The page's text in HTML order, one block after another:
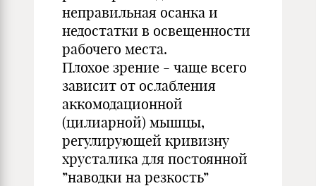
неправильная осанка и
недостатки в освещенности
рабочего места.
Плохое зрение - чаще всего
зависит от ослабления
аккомодационной
(цилиарной) мышцы,
регулирующей кривизну
хрусталика для постоянной
”наводки на резкость”